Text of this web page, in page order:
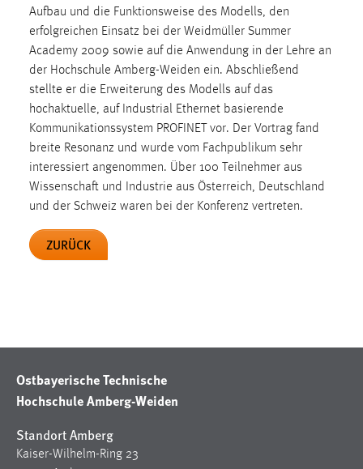
Aufbau und die Funktionsweise des Modells, den
erfolgreichen Einsatz bei der Weidmüller Summer
Academy 2009 sowie auf die Anwendung in der Lehre an
der Hochschule Amberg-Weiden ein. Abschließend
stellte er die Erweiterung des Modells auf das
hochaktuelle, auf Industrial Ethernet basierende
Kommunikationssystem PROFINET vor. Der Vortrag fand
breite Resonanz und wurde vom Fachpublikum sehr
interessiert angenommen. Über 100 Teilnehmer aus
Wissenschaft und Industrie aus Österreich, Deutschland
und der Schweiz waren bei der Konferenz vertreten.
ZURÜCK
Ostbayerische Technische
Hochschule Amberg-Weiden
Standort Amberg
Kaiser-Wilhelm-Ring 23
Zweck:
Das Cookie speichert die gewählte Sprache der Website.
Cookie Laufzeit:
30 Tage
Chat
MibewSessionID, MIBEW_UserID, mibew_locale, mibew-
chat-frame-style-5e9dbeb1811c0446
Wird benötigt um die Chatfunktion nutzen zu können.
Name:
Zweck:
Dieser Cookie ist notwendig um sich an der Website